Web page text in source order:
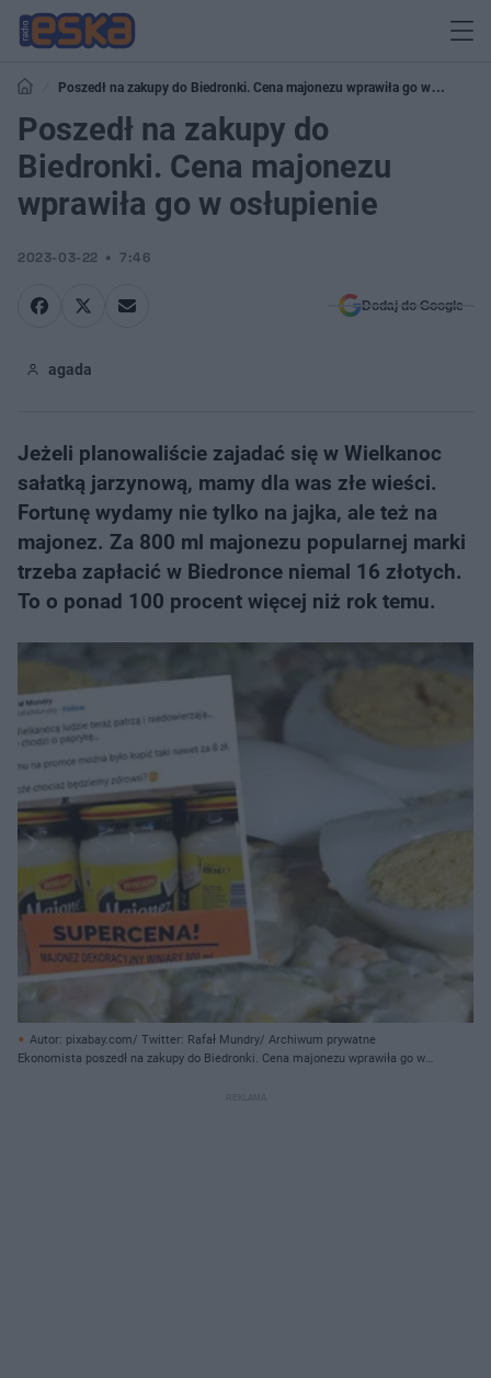
Poszedł na zakupy do Biedronki. Cena majonezu wprawiła go w
osłupienie
Poszedł na zakupy do
Biedronki. Cena majonezu
wprawiła go w osłupienie
2023-03-22 7:46
Dodaj do Google
agada
Jeżeli planowaliście zajadać się w Wielkanoc
sałatką jarzynową, mamy dla was złe wieści.
Fortunę wydamy nie tylko na jajka, ale też na
majonez. Za 800 ml majonezu popularnej marki
trzeba zapłacić w Biedronce niemal 16 złotych.
To o ponad 100 procent więcej niż rok temu.
Autor: pixabay.com/ Twitter: Rafał Mundry/ Archiwum prywatne
Ekonomista poszedł na zakupy do Biedronki. Cena majonezu wprawiła go w